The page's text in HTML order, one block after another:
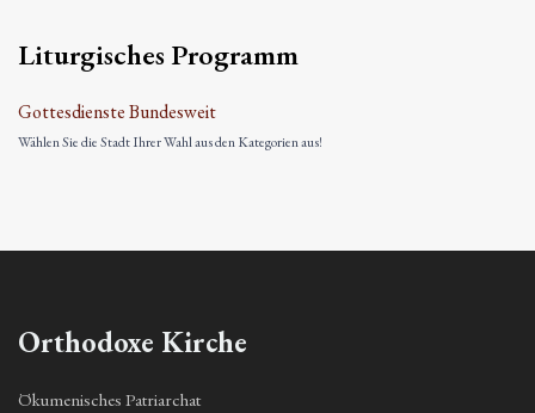
Liturgisches Programm
Gottesdienste Bundesweit
Wählen Sie die Stadt Ihrer Wahl aus den Kategorien aus!
Orthodoxe Kirche
Ökumenisches Patriarchat